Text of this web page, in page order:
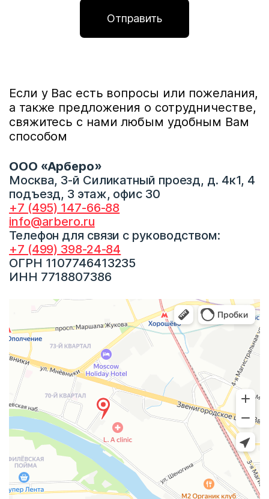
Если у Вас есть вопросы или пожелания,
а также предложения о сотрудничестве,
свяжитесь с нами любым удобным Вам
способом
ООО «Арберо»
Москва, 3-й Силикатный проезд, д. 4к1, 4
подъезд, 3 этаж, офис 30
+7 (495) 147-66-88
info@arbero.ru
Телефон для связи с руководством:
+7 (499) 398-24-84
ОГРН 1107746413235
ИНН 7718807386